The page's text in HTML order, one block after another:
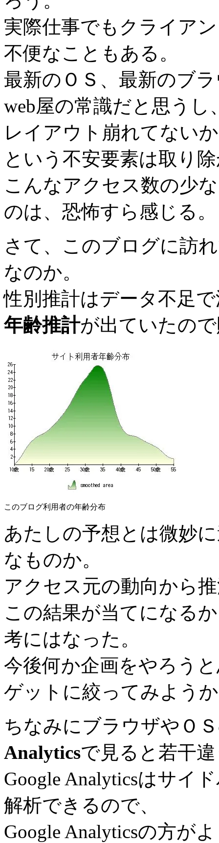
実際仕事でもクライア
不便なこともある。
最新のＯＳ、最新のブ
web屋の常識だと思うし
レイアウト崩れてない
という不安要素は取り
こんなアクセス数の少
のは、恐怖すら感じる。
さて、このブログに訪
なのか。
性別推計はデータ不足
年齢推計が出ていたの
このブログ利用者の年齢分布
あたしの予想とは微妙
なものか。
アクセス元の動向から
この結果が当てになる
考にはなった。
今後何か企画をやろう
ゲットに絞ってみよう
ちなみにブラウザやＯ
Analyticsで見ると若干
Google Analyticsはサイ
解析できるので、
Google Analyticsの方が